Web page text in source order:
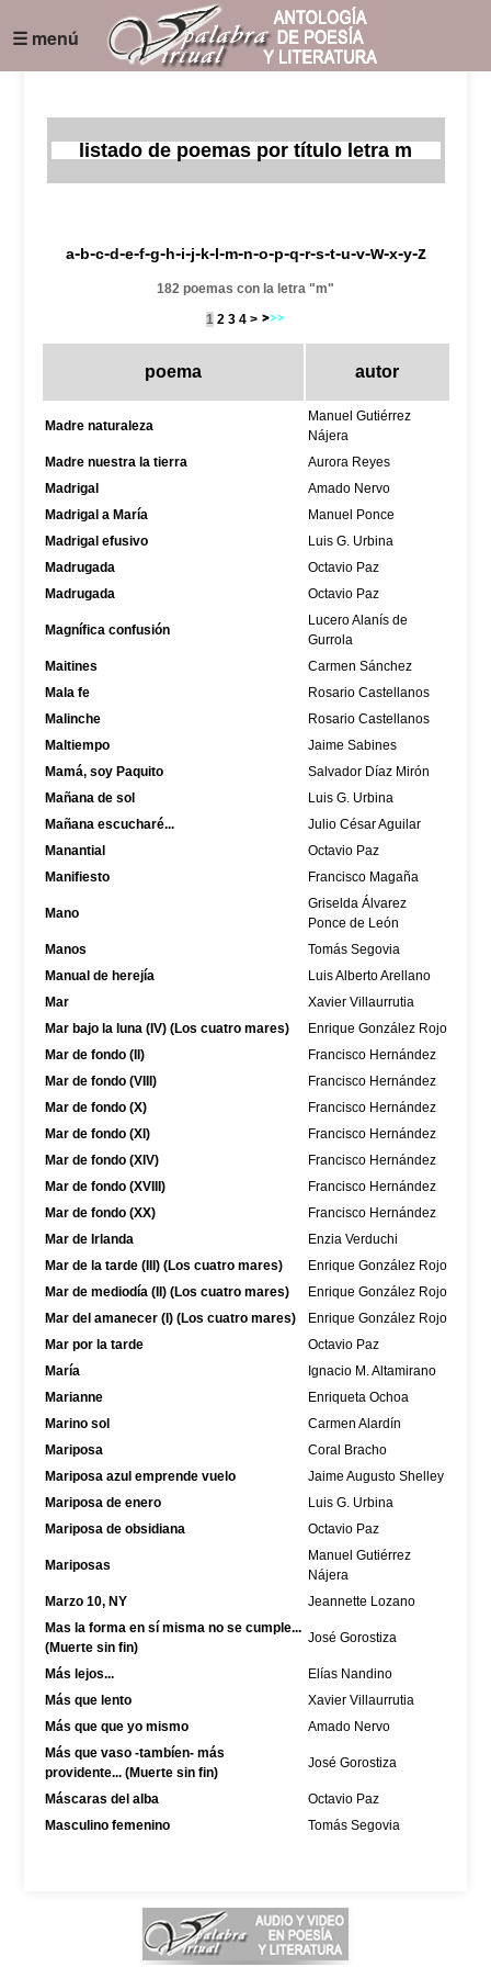
☰ menú
listado de poemas por título letra m
a-b-c-d-e-f-g-h-i-j-k-l-m-n-o-p-q-r-s-t-u-v-w-x-y-z
182 poemas con la letra "m"
1 2 3 4 >
poema autor
Madre naturaleza
Manuel Gutiérrez
Nájera
Madre nuestra la tierra
Aurora Reyes
Madrigal
Amado Nervo
Madrigal a María
Manuel Ponce
Madrigal efusivo
Luis G. Urbina
Madrugada
Octavio Paz
Madrugada
Octavio Paz
Magnífica confusión
Lucero Alanís de
Gurrola
Maitines
Carmen Sánchez
Mala fe
Rosario Castellanos
Malinche
Rosario Castellanos
Maltiempo
Jaime Sabines
Mamá, soy Paquito
Salvador Díaz Mirón
Mañana de sol
Luis G. Urbina
Mañana escucharé...
Julio César Aguilar
Manantial
Octavio Paz
Manifiesto
Francisco Magaña
Mano
Griselda Álvarez
Ponce de León
Manos
Tomás Segovia
Manual de herejía
Luis Alberto Arellano
Mar
Xavier Villaurrutia
Mar bajo la luna (IV) (Los cuatro mares)
Enrique González Rojo
Mar de fondo (II)
Francisco Hernández
Mar de fondo (VIII)
Francisco Hernández
Mar de fondo (X)
Francisco Hernández
Mar de fondo (XI)
Francisco Hernández
Mar de fondo (XIV)
Francisco Hernández
Mar de fondo (XVIII)
Francisco Hernández
Mar de fondo (XX)
Francisco Hernández
Mar de Irlanda
Enzia Verduchi
Mar de la tarde (III) (Los cuatro mares)
Enrique González Rojo
Mar de mediodía (II) (Los cuatro mares)
Enrique González Rojo
Mar del amanecer (I) (Los cuatro mares)
Enrique González Rojo
Mar por la tarde
Octavio Paz
María
Ignacio M. Altamirano
Marianne
Enriqueta Ochoa
Marino sol
Carmen Alardín
Mariposa
Coral Bracho
Mariposa azul emprende vuelo
Jaime Augusto Shelley
Mariposa de enero
Luis G. Urbina
Mariposa de obsidiana
Octavio Paz
Mariposas
Manuel Gutiérrez
Nájera
Marzo 10, NY
Jeannette Lozano
Mas la forma en sí misma no se cumple...
(Muerte sin fin)
José Gorostiza
Más lejos...
Elías Nandino
Más que lento
Xavier Villaurrutia
Más que que yo mismo
Amado Nervo
Más que vaso -tambíen- más
providente... (Muerte sin fin)
José Gorostiza
Máscaras del alba
Octavio Paz
Masculino femenino
Tomás Segovia